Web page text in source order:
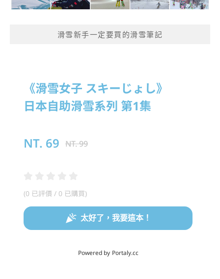
滑雪新手一定要買的滑雪筆記